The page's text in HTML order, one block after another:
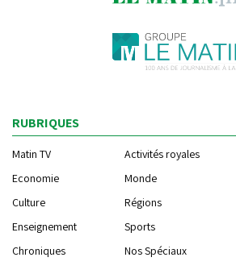
RUBRIQUES
Matin TV Activités royales
Economie
Monde
Culture
Régions
Enseignement
Sports
Chroniques
Nos Spéciaux